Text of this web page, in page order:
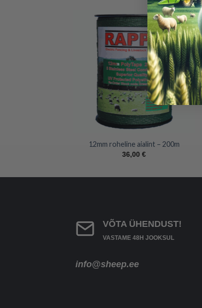
12mm roheline aialint – 200m
36,00€
VÕTA ÜHENDUST!
VASTAME 48H JOOKSUL
info@sheep.ee